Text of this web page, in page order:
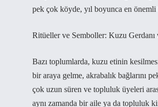
pek çok köyde, yıl boyunca en
Ritüeller ve Semboller: Kuzu Gerdanı
Bazı toplumlarda, kuzu etinin
bir araya gelme, akrabalık bağlarını
çok uzun süren ve topluluk üyeleri
aynı zamanda bir aile ya da topluluk